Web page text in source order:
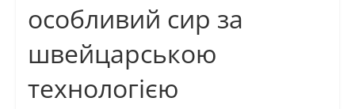
особливий сир за
швейцарською
технологією